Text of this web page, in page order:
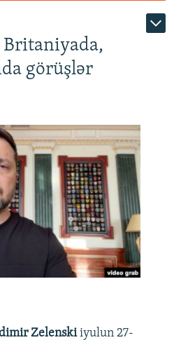
görüşlər
Zelenskiiyulun 27-